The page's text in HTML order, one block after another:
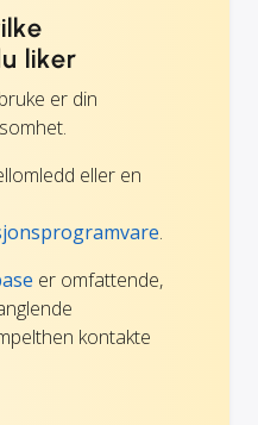
liker
er din
eller en
.
er omfattende,
kontakte